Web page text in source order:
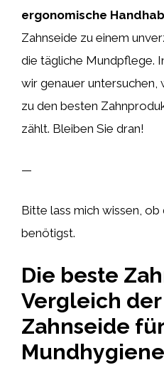
ergonomische
Zahnseide zu einem
die tägliche Mundpflege.
wir genauer untersuchen,
zu den besten
zählt. Bleiben Sie dran!
—
Bitte lass mich wissen,
benötigst.
Die beste
Vergleich
Zahnseide
Mundhygiene